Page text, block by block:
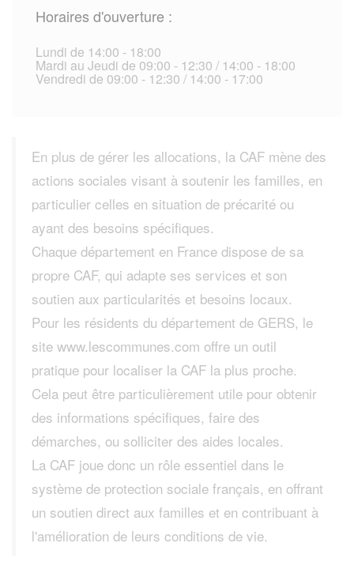
Horaires d'ouverture :
Lundi de 14:00 - 18:00
Mardi au Jeudi de 09:00 - 12:30 / 14:00 - 18:00
Vendredi de 09:00 - 12:30 / 14:00 - 17:00
En plus de gérer les allocations, la CAF mène des
actions sociales visant à soutenir les familles, en
particulier celles en situation de précarité ou
ayant des besoins spécifiques.
Chaque département en France dispose de sa
propre CAF, qui adapte ses services et son
soutien aux particularités et besoins locaux.
Pour les résidents du département de GERS, le
site www.lescommunes.com offre un outil
pratique pour localiser la CAF la plus proche.
Cela peut être particulièrement utile pour obtenir
des informations spécifiques, faire des
démarches, ou solliciter des aides locales.
La CAF joue donc un rôle essentiel dans le
système de protection sociale français, en offrant
un soutien direct aux familles et en contribuant à
l'amélioration de leurs conditions de vie.